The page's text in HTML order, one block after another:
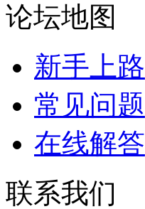
论坛地图
新手上路
常见问题
在线解答
联系我们